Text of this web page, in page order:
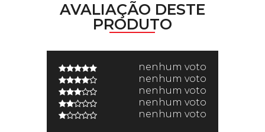
AVALIAÇÃO DESTE
PRODUTO
nenhum voto
nenhum voto
nenhum voto
nenhum voto
nenhum voto